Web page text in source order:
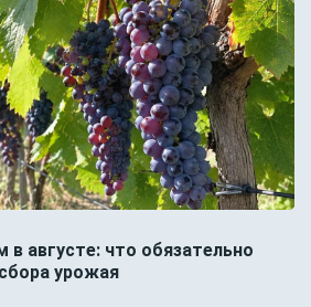
в августе: что обязательно
урожая